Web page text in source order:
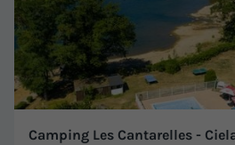
Camping Les Cantarelles -